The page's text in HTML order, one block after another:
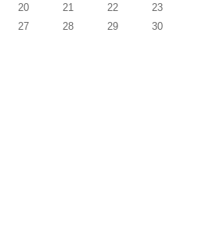
20 21 22
23
27 28 29
30